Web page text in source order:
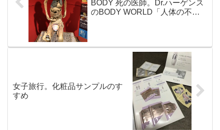
BODY 死の医師。Dr.ハーゲンス
のBODY WORLD「人体の不思
女子旅行。化粧品サンプルのす
すめ